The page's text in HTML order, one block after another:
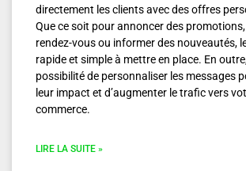
directement les clients avec des offres
Que ce soit pour annoncer des
rendez-vous ou informer des nouveautés,
rapide et simple à mettre en place. En
possibilité de personnaliser les messages
leur impact et d’augmenter le trafic vers
commerce.
LIRE LA SUITE »